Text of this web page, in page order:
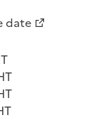
date